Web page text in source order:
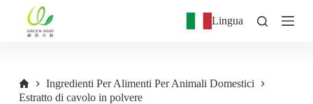
Lingua
Ingredienti Per Alimenti Per Animali Domestici
Estratto di cavolo in polvere